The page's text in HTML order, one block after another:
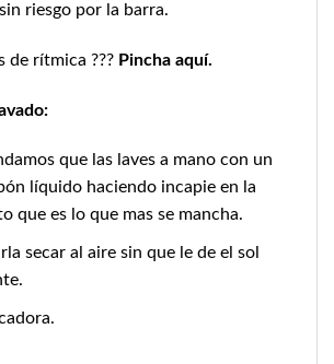
riesgo por la barra.
de rítmica ??? Pincha aquí.
que las laves a mano con un
líquido haciendo incapie en la
que es lo que mas se mancha.
secar al aire sin que le de el sol